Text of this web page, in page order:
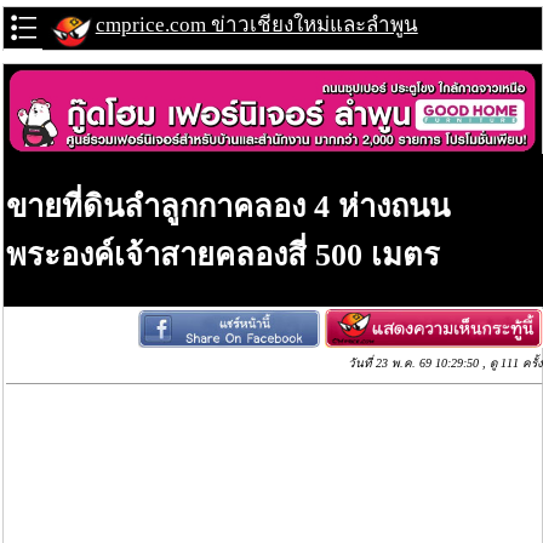
cmprice.com ข่าวเชียงใหม่และลำพูน
ขายที่ดินลำลูกกาคลอง 4 ห่างถนน
พระองค์เจ้าสายคลองสี่ 500 เมตร
วันที่ 23 พ.ค. 69 10:29:50 , ดู 111 ครั้ง